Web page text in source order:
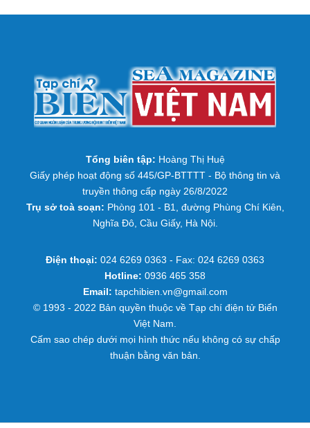
Tổng biên tập: Hoàng Thị Huệ
Giấy phép hoạt động số 445/GP-BTTTT - Bộ thông tin và
truyền thông cấp ngày 26/8/2022
Trụ sở toà soạn: Phòng 101 - B1, đường Phùng Chí Kiên,
Nghĩa Đô, Cầu Giấy, Hà Nội.
Điện thoại: 024 6269 0363 - Fax: 024 6269 0363
Hotline: 0936 465 358
Email: tapchibien.vn@gmail.com
© 1993 - 2022 Bản quyền thuộc về Tạp chí điện tử Biển
Việt Nam.
Cấm sao chép dưới mọi hình thức nếu không có sự chấp
thuận bằng văn bản.